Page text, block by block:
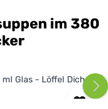
5 Sternenim 380